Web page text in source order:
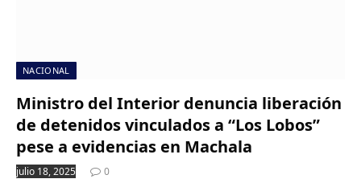
NACIONAL
Ministro del Interior denuncia liberación
de detenidos vinculados a “Los Lobos”
pese a evidencias en Machala
julio 18, 2025 0